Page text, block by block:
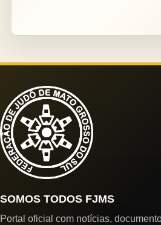
SOMOS TODOS FJMS
Portal oficial com notícias,